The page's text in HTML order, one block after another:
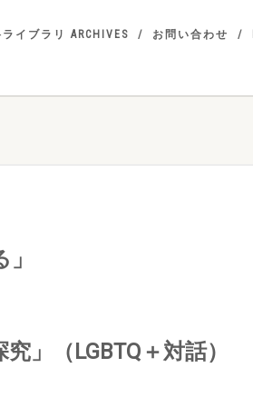
イブラリ ARCHIVES お問い合わせ
（LGBTQ＋対話）